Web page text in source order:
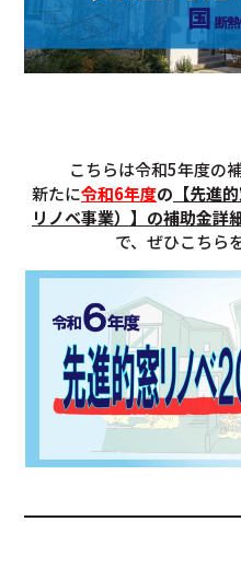
こちらは令和5年度の
新たに令和6年度の 【先進
リノベ事業）】の補助金詳
で、ぜひこちら